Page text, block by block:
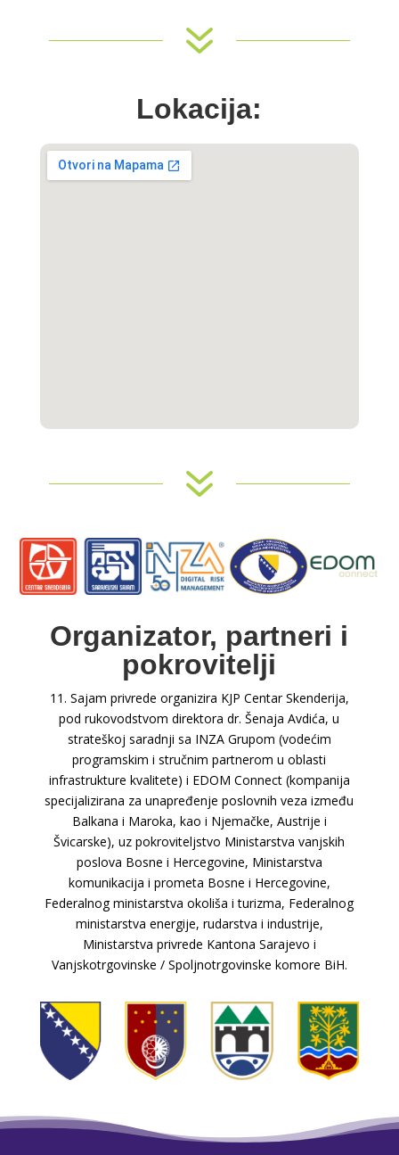
7
Lokacija:
7
Organizator, partneri i
pokrovitelji
11. Sajam privrede organizira KJP Centar Skenderija,
pod rukovodstvom direktora dr. Šenaja Avdića, u
strateškoj saradnji sa INZA Grupom (vodećim
programskim i stručnim partnerom u oblasti
infrastrukture kvalitete) i EDOM Connect (kompanija
specijalizirana za unapređenje poslovnih veza između
Balkana i Maroka, kao i Njemačke, Austrije i
Švicarske), uz pokroviteljstvo Ministarstva vanjskih
poslova Bosne i Hercegovine, Ministarstva
komunikacija i prometa Bosne i Hercegovine,
Federalnog ministarstva okoliša i turizma, Federalnog
ministarstva energije, rudarstva i industrije,
Ministarstva privrede Kantona Sarajevo i
Vanjskotrgovinske / Spoljnotrgovinske komore BiH.